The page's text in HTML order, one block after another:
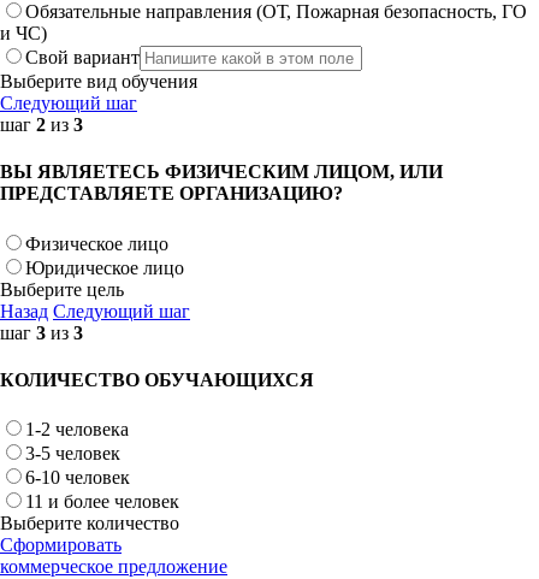
Обязательные направления (ОТ, Пожарная безопасность, ГО
и ЧС)
Свой вариант
Выберите вид обучения
Следующий шаг
шаг 2 из 3
ВЫ ЯВЛЯЕТЕСЬ ФИЗИЧЕСКИМ ЛИЦОМ, ИЛИ
ПРЕДСТАВЛЯЕТЕ ОРГАНИЗАЦИЮ?
Физическое лицо
Юридическое лицо
Выберите цель
Назад Следующий шаг
шаг 3 из 3
КОЛИЧЕСТВО ОБУЧАЮЩИХСЯ
1-2 человека
3-5 человек
6-10 человек
11 и более человек
Выберите количество
Сформировать
коммерческое предложение